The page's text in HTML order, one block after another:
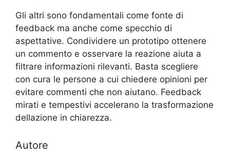
Gli altri sono fondamentali come fonte di
feedback ma anche come specchio di
aspettative. Condividere un prototipo ottenere
un commento e osservare la reazione aiuta a
filtrare informazioni rilevanti. Basta scegliere
con cura le persone a cui chiedere opinioni per
evitare commenti che non aiutano. Feedback
mirati e tempestivi accelerano la trasformazione
dellazione in chiarezza.
Autore